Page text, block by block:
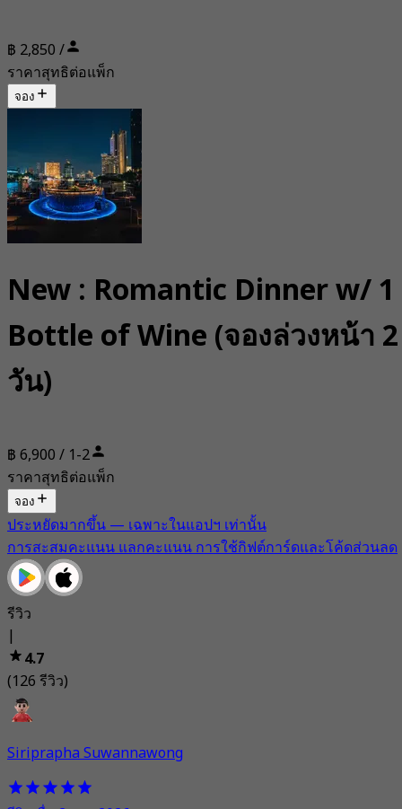
฿ 2,850 /
ราคาสุทธิต่อแพ็ก
จอง
New : Romantic Dinner w/ 1
Bottle of Wine (จองล่วงหน้า 2
วัน)
฿ 6,900 / 1-2
ราคาสุทธิต่อแพ็ก
จอง
ประหยัดมากขึ้น — เฉพาะในแอปฯ เท่านั้น
การสะสมคะแนน แลกคะแนน การใช้กิฟต์การ์ดและโค้ดส่วนลด
รีวิว
|
4.7
(126 รีวิว)
Siriprapha Suwannawong